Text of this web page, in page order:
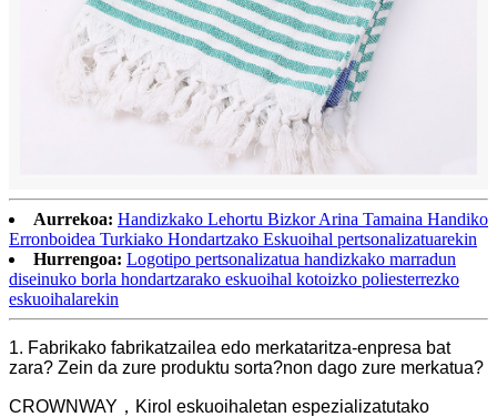
Aurrekoa: Handizkako Lehortu Bizkor Arina Tamaina Handiko
Erronboidea Turkiako Hondartzako Eskuoihal pertsonalizatuarekin
Hurrengoa: Logotipo pertsonalizatua handizkako marradun
diseinuko borla hondartzarako eskuoihal kotoizko poliesterrezko
eskuoihalarekin
1. Fabrikako fabrikatzailea edo merkataritza-enpresa bat
zara? Zein da zure produktu sorta?non dago zure merkatua?
CROWNWAY，Kirol eskuoihaletan espezializatutako